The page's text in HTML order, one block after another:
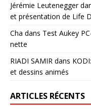
Jérémie Leutenegger
et présentation de Life
Cha dans Test Aukey
nette
RIADI SAMIR dans
et dessins animés
ARTICLES RÉCENTS